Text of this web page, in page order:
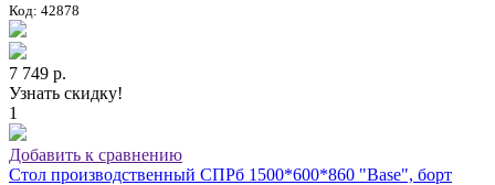
Код: 42878
7 749 р.
Узнать скидку!
1
Добавить к сравнению
Стол производственный СПРб 1500*600*860 "Base", борт